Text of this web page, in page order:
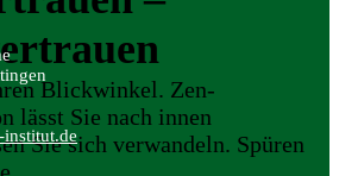
Blickwinkel. Zen-
lässt Sie nach innen
Sie sich verwandeln. Spüren